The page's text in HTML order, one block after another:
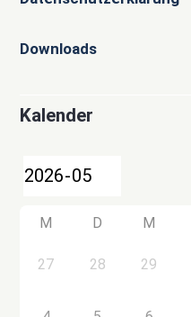
Downloads
Kalender
M D M
27 28 29